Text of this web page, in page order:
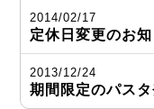
2014/02/17
定休日変更のお
2013/12/24
期間限定のパス